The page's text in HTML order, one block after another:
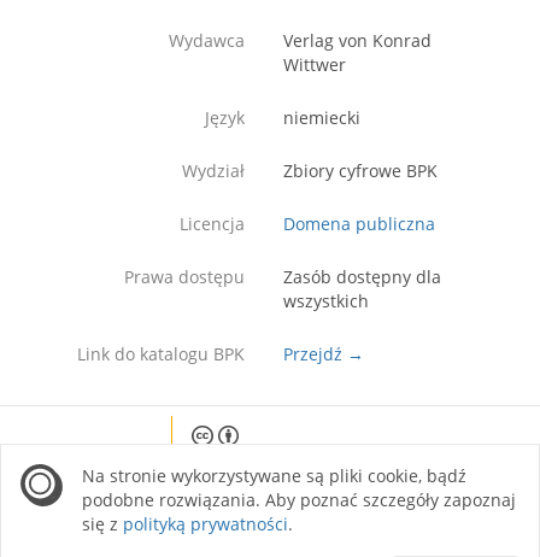
Wydawca
Verlag von Konrad
Wittwer
Język niemiecki
Wydział Zbiory cyfrowe BPK
Licencja Domena publiczna
Prawa dostępu
Zasób dostępny dla
wszystkich
Link do katalogu BPK Przejdź →
site is licensed under a Creative Commons
Attribution 4.0 International license.
Na stronie wykorzystywane są pliki cookie, bądź
podobne rozwiązania. Aby poznać szczegóły zapoznaj
się z polityką prywatności.